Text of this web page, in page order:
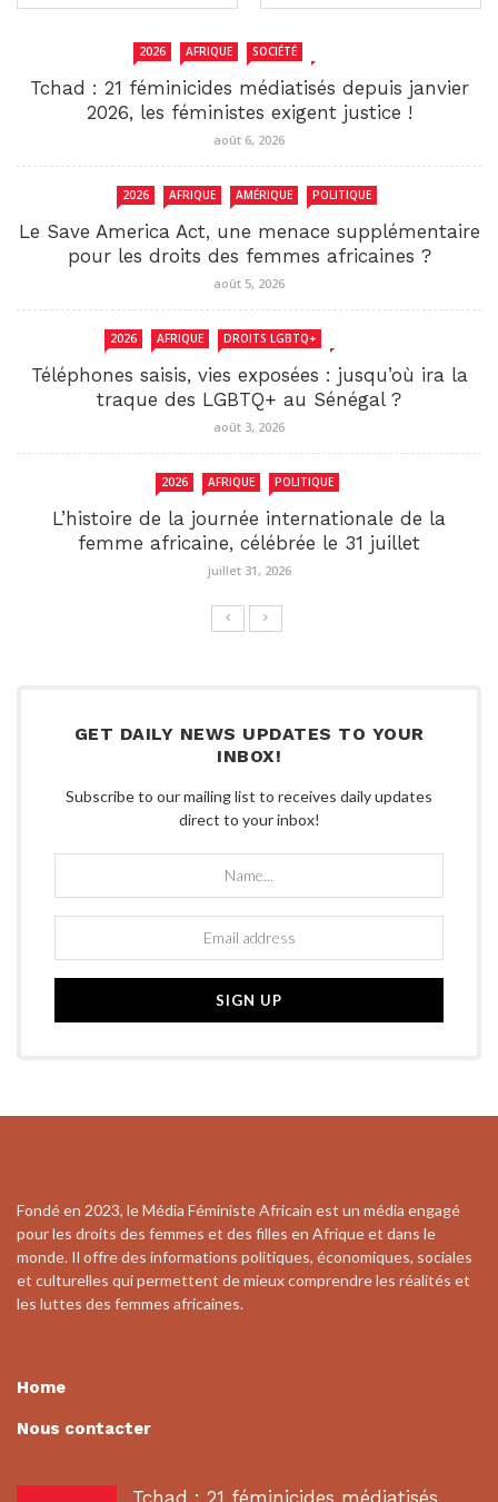
2026 AFRIQUE SOCIÉTÉ
Tchad : 21 féminicides médiatisés depuis janvier
2026, les féministes exigent justice !
août 6, 2026
2026 AFRIQUE AMÉRIQUE POLITIQUE
Le Save America Act, une menace supplémentaire
pour les droits des femmes africaines ?
août 5, 2026
2026 AFRIQUE DROITS LGBTQ+
Téléphones saisis, vies exposées : jusqu’où ira la
traque des LGBTQ+ au Sénégal ?
août 3, 2026
2026 AFRIQUE POLITIQUE
L’histoire de la journée internationale de la
femme africaine, célébrée le 31 juillet
juillet 31, 2026
GET DAILY NEWS UPDATES TO YOUR
INBOX!
Subscribe to our mailing list to receives daily updates
direct to your inbox!
Fondé en 2023, le Média Féministe Africain est un média engagé
pour les droits des femmes et des filles en Afrique et dans le
monde. Il offre des informations politiques, économiques, sociales
et culturelles qui permettent de mieux comprendre les réalités et
les luttes des femmes africaines.
Home
Nous contacter
Tchad : 21 féminicides médiatisés